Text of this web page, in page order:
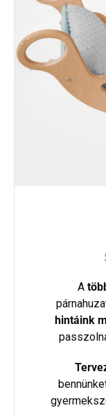
A
hintáink